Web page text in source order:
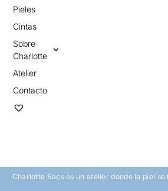
Pieles
Cintas
Sobre
Charlotte
Atelier
Contacto
Charlotte Sacs es un atelier donde la piel